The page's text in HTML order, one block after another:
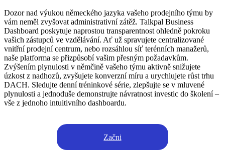
Dozor nad výukou německého jazyka vašeho prodejního týmu by
vám neměl zvyšovat administrativní zátěž. Talkpal Business
Dashboard poskytuje naprostou transparentnost ohledně pokroku
vašich zástupců ve vzdělávání. Ať už spravujete centralizované
vnitřní prodejní centrum, nebo rozsáhlou síť terénních manažerů,
naše platforma se přizpůsobí vašim přesným požadavkům.
Zvýšením plynulosti v němčině vašeho týmu aktivně snižujete
úzkost z nadhozů, zvyšujete konverzní míru a urychlujete růst trhu
DACH. Sledujte denní tréninkové série, zlepšujte se v mluvené
plynulosti a jednoduše demonstrujte návratnost investic do školení –
vše z jednoho intuitivního dashboardu.
Začni